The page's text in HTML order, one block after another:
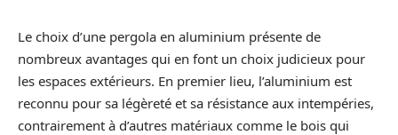
Le choix d’une pergola en aluminium présente de
nombreux avantages qui en font un choix judicieux pour
les espaces extérieurs. En premier lieu, l’aluminium est
reconnu pour sa légèreté et sa résistance aux intempéries,
contrairement à d’autres matériaux comme le bois qui